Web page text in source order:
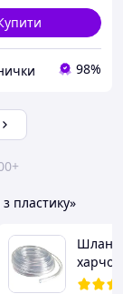
98%
пластику»
Шланг